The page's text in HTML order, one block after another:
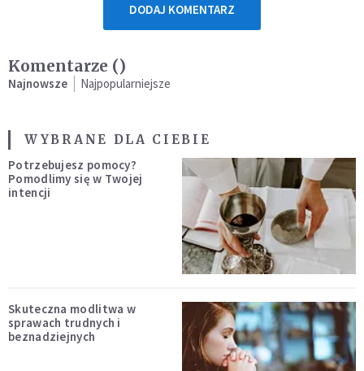
DODAJ KOMENTARZ
Komentarze ()
Najnowsze Najpopularniejsze
WYBRANE DLA CIEBIE
Potrzebujesz pomocy?
Pomodlimy się w Twojej
intencji
Skuteczna modlitwa w
sprawach trudnych i
beznadziejnych